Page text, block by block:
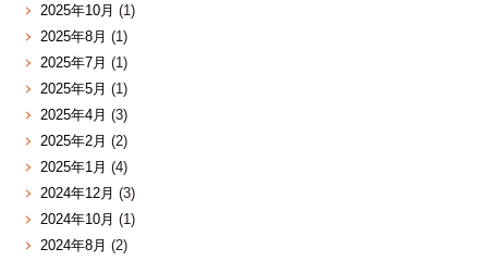
2025年10月 (1)
2025年8月 (1)
2025年7月 (1)
2025年5月 (1)
2025年4月 (3)
2025年2月 (2)
2025年1月 (4)
2024年12月 (3)
2024年10月 (1)
2024年8月 (2)